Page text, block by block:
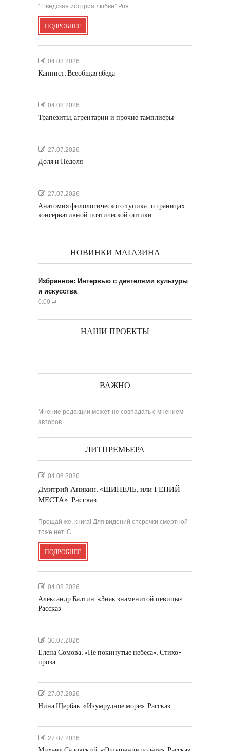
“Шведская история любви” Роя…
ПОДРОБНЕЕ
04.08.2026
Капнист. Всеобщая ябеда
04.08.2026
Трапезиты, агрентарии и прочие тамплиеры
27.07.2026
Доля и Недоля
27.07.2026
Анатомия филологического тупика: о границах
консервативной поэтической оптики
НОВИНКИ МАГАЗИНА
Избранное: Интервью с деятелями культуры
и искусства
0.00 Р
НАШИ ПРОЕКТЫ
ВАЖНО
Мнение редакции может не совпадать с мнением
авторов
ЛИТПРЕМЬЕРА
04.08.2026
Дмитрий Аникин. «ШИНЕЛЬ, или ГЕНИЙ
МЕСТА». Рассказ
Прощай же, книга! Для видений отсрочки смертной
тоже нет. С…
ПОДРОБНЕЕ
04.08.2026
Александр Балтин. «Знак знаменитой певицы».
Рассказ
30.07.2026
Елена Сомова. «Не покинутые небеса». Стихо-
проза
27.07.2026
Нина Щербак. «Изумрудное море». Рассказ
27.07.2026